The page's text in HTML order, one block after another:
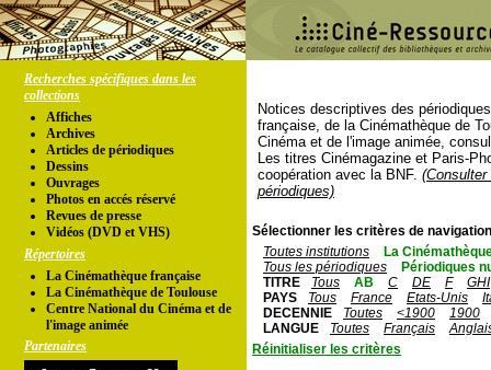
Recherches spécifiques dans les
collections
Affiches
Archives
Articles de périodiques
Dessins
Ouvrages
Photos en accés réservé
Revues de presse
Vidéos (DVD et VHS)
Répertoires
La Cinémathèque française
La Cinémathèque de Toulouse
Centre National du Cinéma et de
l'image animée
Partenaires
Notices descriptives des
française, de la Cinémathèque de
Cinéma et de l'image animée,
Les titres Cinémagazine et Paris-
coopération avec la BNF.
périodiques)
Sélectionner les critères de
Toutes institutions
La
Tous les périodiques
Périodiques
TITRE
Tous AB C DE F
GHI
PAYS
Tous France Etats-Unis
DECENNIE
Toutes <1900
1900
LANGUE
Toutes Français
Réinitialiser les critères